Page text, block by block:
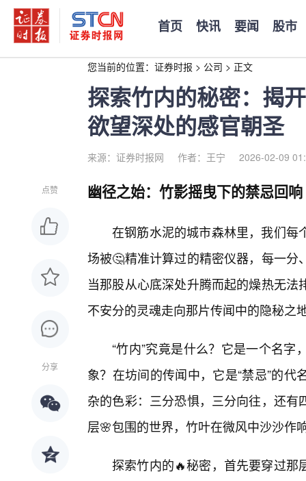
首页 快讯 要闻 股市
您当前的位置： 证券时报 > 公司 > 正文
探索竹内的秘密：揭
欲望深处的感官朝圣
来源：证券时报网 作者：王宁 2026-02-09
点赞
分享
幽径之始：竹影摇曳下的禁忌回响
在钢筋水泥的城市森林里，我们每
场被🤔精准计算过的精密仪器，每一
当那股从心底深处升腾而起的燥热无
不安分的灵魂走向那片传闻中的隐秘之
“竹内”究竟是什么？它是一个名
象？在坊间的传闻中，它是“禁忌”的
杂的色彩：三分恐惧，三分向往，还
层🌸包围的世界，竹叶在微风中沙沙作
探索竹内的🔥秘密，首先要穿过那